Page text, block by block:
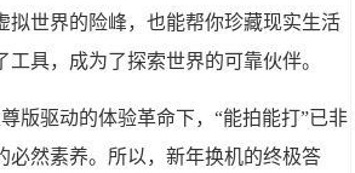
拟世界的险峰，也能帮你珍藏现实生活
工具，成为了探索世界的可靠伙伴。
版驱动的体验革命下，“能拍能打”已非
必然素养。所以，新年换机的终极答